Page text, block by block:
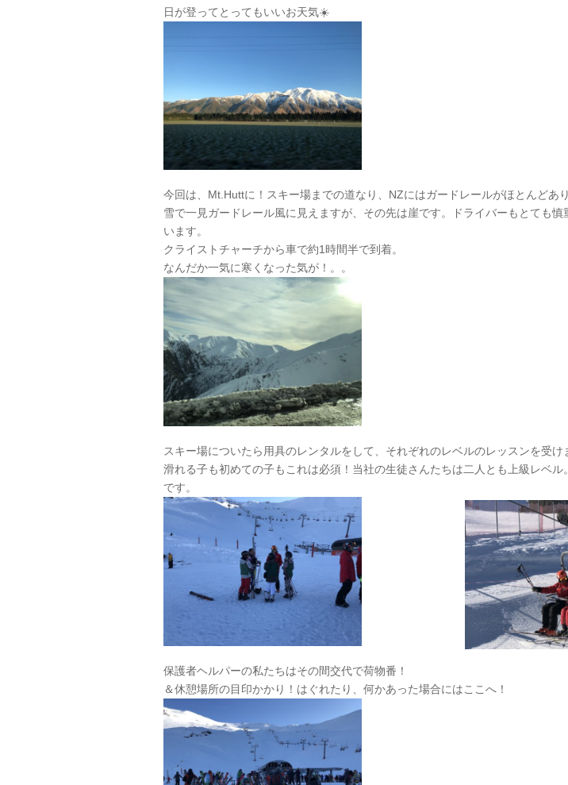
日が登ってとってもいいお天気☀️
今回は、Mt.Huttに！スキー場までの道なり、NZにはガードレールがほとんどあり
雪で一見ガードレール風に見えますが、その先は崖です。ドライバーもとても慎
います。
クライストチャーチから車で約1時間半で到着。
なんだか一気に寒くなった気が！。。
スキー場についたら用具のレンタルをして、それぞれのレベルのレッスンを受け
滑れる子も初めての子もこれは必須！当社の生徒さんたちは二人とも上級レベル
です。
保護者ヘルパーの私たちはその間交代で荷物番！
＆休憩場所の目印かかり！はぐれたり、何かあった場合にはここへ！